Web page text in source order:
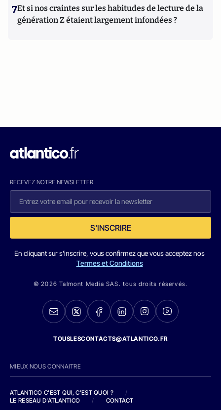
7Et si nos craintes sur les habitudes de lecture de la
génération Z étaient largement infondées ?
RECEVEZ NOTRE NEWSLETTER
S'INSCRIRE
En cliquant sur s'inscrire, vous confirmez que vous acceptez nos
Termes et Conditions
© 2026 Talmont Media SAS. tous droits réservés.
TOUSLESCONTACTS@ATLANTICO.FR
MIEUX NOUS CONNAITRE
ATLANTICO C'EST QUI, C'EST QUOI ?
/
LE RESEAU D'ATLANTICO
/ CONTACT